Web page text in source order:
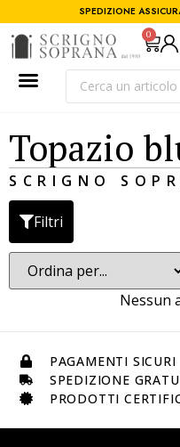
SPEDIZIONE
0
Topazio
SCRIGNO
Filtri
Nessun
PAGAMENTI SICURI
SPEDIZIONE
PRODOTTI